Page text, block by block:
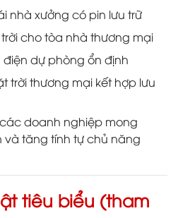
nhà xưởng có pin lưu trữ
cho tòa nhà thương mại
dự phòng ổn định
trời thương mại kết hợp lưu
doanh nghiệp mong
và tăng tính tự chủ năng
tiêu biểu (tham